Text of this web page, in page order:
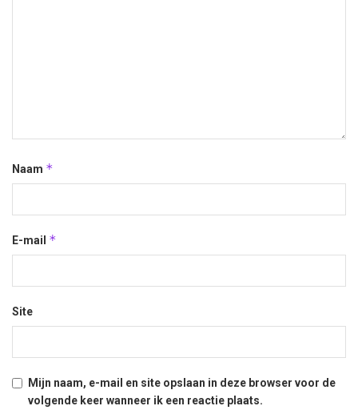
Naam *
E-mail *
Site
Mijn naam, e-mail en site opslaan in deze browser voor de
volgende keer wanneer ik een reactie plaats.